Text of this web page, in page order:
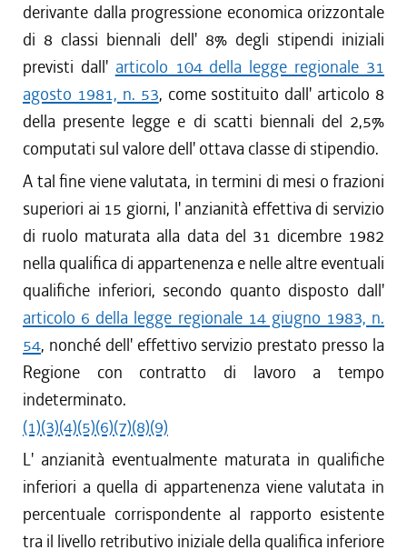
derivante dalla progressione economica orizzontale
di 8 classi biennali dell' 8% degli stipendi iniziali
previsti dall' articolo 104 della legge regionale 31
agosto 1981, n. 53, come sostituito dall' articolo 8
della presente legge e di scatti biennali del 2,5%
computati sul valore dell' ottava classe di stipendio.
A tal fine viene valutata, in termini di mesi o frazioni
superiori ai 15 giorni, l' anzianità effettiva di servizio
di ruolo maturata alla data del 31 dicembre 1982
nella qualifica di appartenenza e nelle altre eventuali
qualifiche inferiori, secondo quanto disposto dall'
articolo 6 della legge regionale 14 giugno 1983, n.
54, nonché dell' effettivo servizio prestato presso la
Regione con contratto di lavoro a tempo
indeterminato.
(1)(3)(4)(5)(6)(7)(8)(9)
L' anzianità eventualmente maturata in qualifiche
inferiori a quella di appartenenza viene valutata in
percentuale corrispondente al rapporto esistente
tra il livello retributivo iniziale della qualifica inferiore